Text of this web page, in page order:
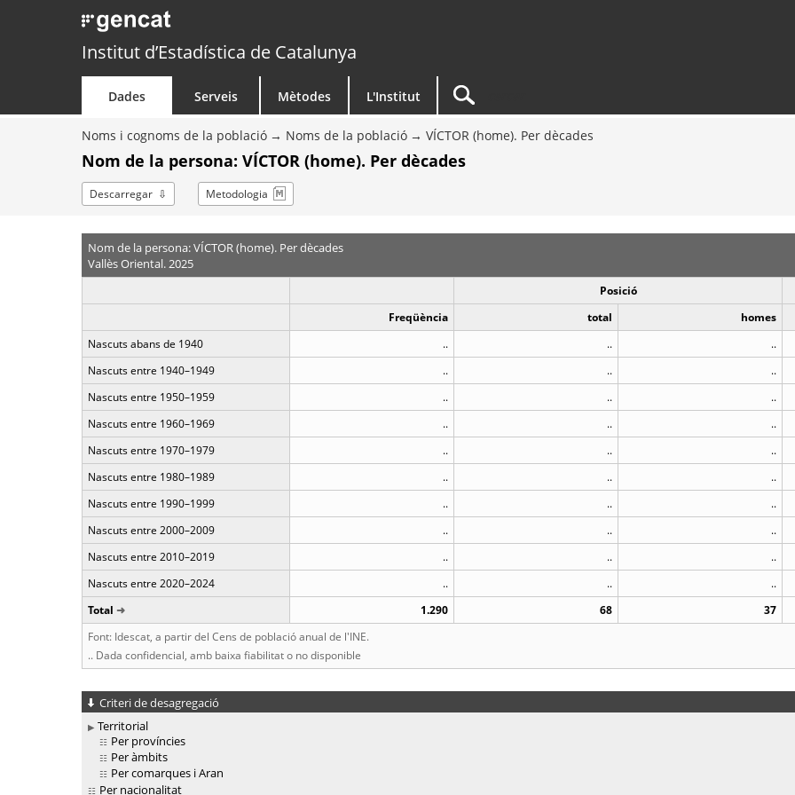
Institut d’Estadística de Catalunya
Dades Serveis Mètodes L'Institut
Noms i cognoms de la població Noms de la població VÍCTOR (home). Per dècades
Nom de la persona: VÍCTOR (home). Per dècades
Descarregar Metodologia
Nom de la persona: VÍCTOR (home). Per dècades
Vallès Oriental. 2025
Posició
Freqüència
total homes
Nascuts abans de 1940
.. .. ..
Nascuts entre 1940–1949
.. .. ..
Nascuts entre 1950–1959
.. .. ..
Nascuts entre 1960–1969
.. .. ..
Nascuts entre 1970–1979
.. .. ..
Nascuts entre 1980–1989
.. .. ..
Nascuts entre 1990–1999
.. .. ..
Nascuts entre 2000–2009
.. .. ..
Nascuts entre 2010–2019
.. .. ..
Nascuts entre 2020–2024
.. .. ..
Total
1.290 68 37
Font: Idescat, a partir del Cens de població anual de l'INE.
.. Dada confidencial, amb baixa fiabilitat o no disponible
Criteri de desagregació
Territorial
Per províncies
Per àmbits
Per comarques i Aran
Per nacionalitat